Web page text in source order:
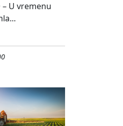
– U vremenu